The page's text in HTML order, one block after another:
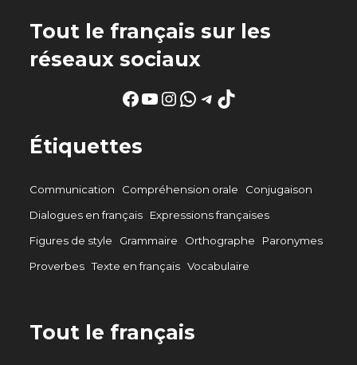
Tout le français sur les
réseaux sociaux
Facebook
YouTube
Instagram
WhatsApp
Telegram
TikTok
Étiquettes
Communication Compréhension orale
Conjugaison
Dialogues en français
Expressions françaises
Figures de style
Grammaire Orthographe
Paronymes
Proverbes Texte en français Vocabulaire
Tout le français